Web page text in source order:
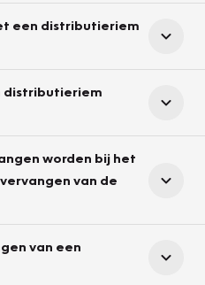
een distributieriem
distributieriem
worden bij het
van de
van een